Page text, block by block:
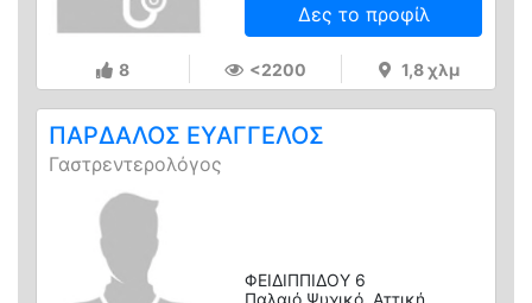
Δες το προφίλ
8 <2200 1,8 χλμ
ΠΑΡΔΑΛΟΣ ΕΥΑΓΓΕΛΟΣ
Γαστρεντερολόγος
ΦΕΙΔΙΠΠΙΔΟΥ 6
Παλαιό Ψυχικό, Αττική